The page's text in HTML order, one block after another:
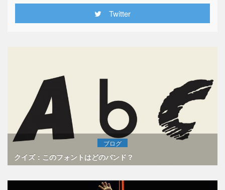
Twitter
ブログ
クイズ：このフォントはどのバンド？